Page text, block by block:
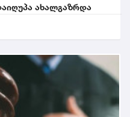
ახალგაზრდა